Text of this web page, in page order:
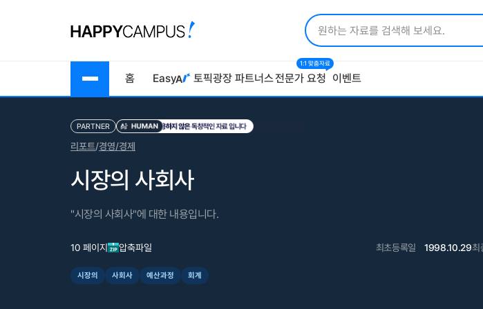
홈 Easy 토픽광장 파트너스전문가 요청
1:1 맞춤자료
이벤트
PARTNER
리포트/경영/경제
시장의 사회사
"시장의 사회사"에 대한 내용입니다.
10 페이지 압축파일 최초등록일 1998.10.29최
시장의 사회사 예산과정 회계